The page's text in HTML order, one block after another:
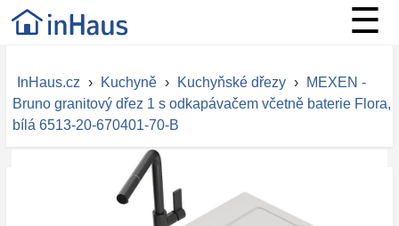
☰
InHaus.cz › Kuchyně › Kuchyňské dřezy ›
MEXEN -
Bruno granitový dřez 1 s odkapávačem včetně baterie Flora,
bílá 6513-20-670401-70-B